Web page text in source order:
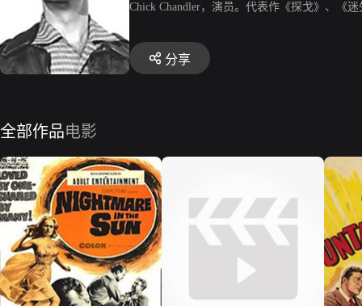
Chick Chandler，演员。代表作《探戈》、《
分享
全部作品电影